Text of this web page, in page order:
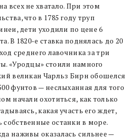
всех не хватало. При этом
что в 1785 году труп
дети уходили по цене 6
В 1820-е ставка поднялась до 20
среднего лавочника за три
«Уродцы» стоили намного
великан Чарльз Бирн обошелся
фунтов — неслыханная для того
начали охотиться, как только
какая участь его ждет,
останки в море.
наживы оказалась сильнее —